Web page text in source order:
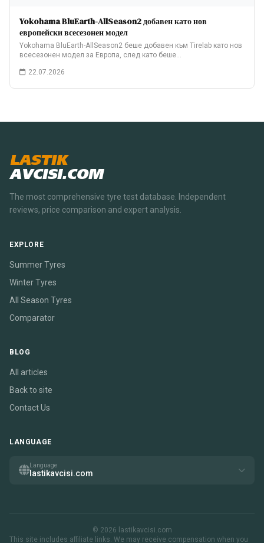
Yokohama BluEarth-AllSeason2 добавен като нов
европейски всесезонен модел
Yokohama BluEarth-AllSeason2 беше добавен към Tirelab като нов
всесезонен модел за Европа, след като беше…
22.07.2026
LASTIK
AVCISI.COM
The most comprehensive tyre test database. Independent
reviews, price comparison and expert analysis.
EXPLORE
Summer Tyres
Winter Tyres
All Season Tyres
Comparator
BLOG
All articles
Back to site
Contact Us
LANGUAGE
Language
lastikavcisi.com
© 2026 lastikavcisi.com
This site includes affiliate links. We may receive compensation when you